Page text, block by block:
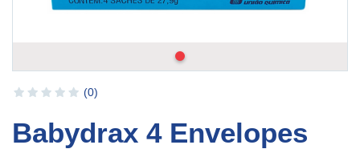
(0)
Babydrax 4 Envelopes